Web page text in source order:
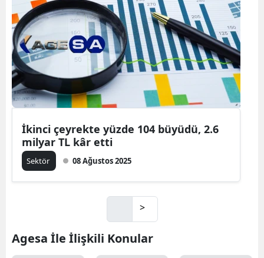
İkinci çeyrekte yüzde 104 büyüdü, 2.6
milyar TL kâr etti
Sektör 08 Ağustos 2025
>
Agesa İle İlişkili Konular